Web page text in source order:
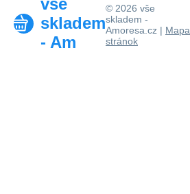
vše
skladem
- Am
© 2026 vše
skladem -
Amoresa.cz | Mapa
stránok